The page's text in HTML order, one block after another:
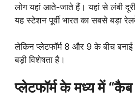
लोग यहां आते-जाते हैं। यहां से लंबी
यह स्टेशन पूर्वी भारत का सबसे बड़ा
लेकिन प्लेटफॉर्म 8 और 9 के बीच
बड़ी विशेषता है।
प्लेटफॉर्म के मध्य में “कैब